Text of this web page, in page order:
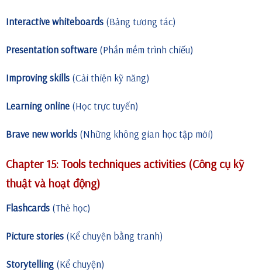
Interactive whiteboards (Bảng tương tác)
Presentation software (Phần mềm trình chiếu)
Improving skills (Cải thiện kỹ năng)
Learning online (Học trực tuyến)
Brave new worlds (Những không gian học tập mới)
Chapter 15: Tools techniques activities (Công cụ kỹ
thuật và hoạt động)
Flashcards (Thẻ học)
Picture stories (Kể chuyện bằng tranh)
Storytelling (Kể chuyện)